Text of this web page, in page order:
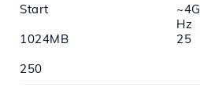
Start
~4G
Hz
1024MB
25
250